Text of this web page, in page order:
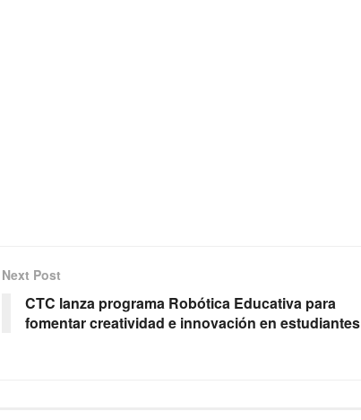
Next Post
CTC lanza programa Robótica Educativa para
fomentar creatividad e innovación en estudiantes